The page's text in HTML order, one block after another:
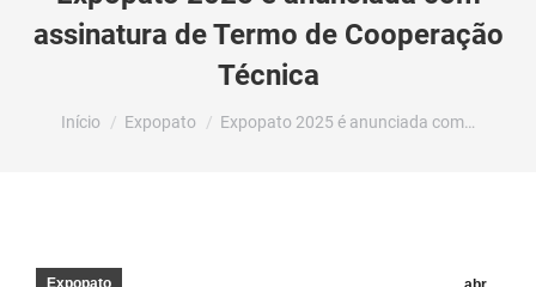
assinatura de Termo de Cooperação
Técnica
Você está aqui:
Início Expopato Expopato 2025 é anunciada com…
Expopato